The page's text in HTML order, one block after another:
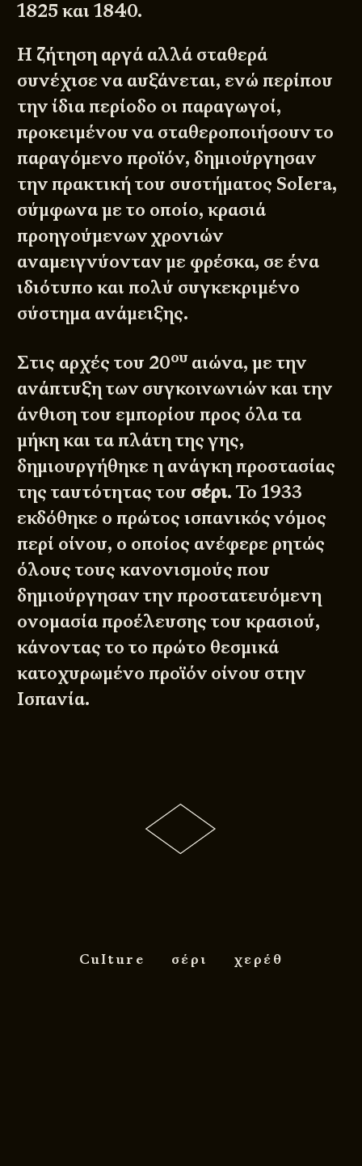
1825 και 1840.
Η ζήτηση αργά αλλά σταθερά
συνέχισε να αυξάνεται, ενώ περίπου
την ίδια περίοδο οι παραγωγοί,
προκειμένου να σταθεροποιήσουν το
παραγόμενο προϊόν, δημιούργησαν
την πρακτική του συστήματος Solera,
σύμφωνα με το οποίο, κρασιά
προηγούμενων χρονιών
αναμειγνύονταν με φρέσκα, σε ένα
ιδιότυπο και πολύ συγκεκριμένο
σύστημα ανάμειξης.
Στις αρχές του 20ουαιώνα, με την
ανάπτυξη των συγκοινωνιών και την
άνθιση του εμπορίου προς όλα τα
μήκη και τα πλάτη της γης,
δημιουργήθηκε η ανάγκη προστασίας
της ταυτότητας του σέρι. Το 1933
εκδόθηκε ο πρώτος ισπανικός νόμος
περί οίνου, ο οποίος ανέφερε ρητώς
όλους τους κανονισμούς που
δημιούργησαν την προστατευόμενη
ονομασία προέλευσης του κρασιού,
κάνοντας το το πρώτο θεσμικά
κατοχυρωμένο προϊόν οίνου στην
Ισπανία.
Culture σέρι χερέθ